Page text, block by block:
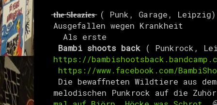
̶t̶h̶e̶ ̶S̶l̶e̶a̶z̶i̶e̶s̶( Punk, Garage,
Ausgefallen wegen Krankheit
Als erste
Bambi shoots back ( Punkrock,
https://
https://www.facebook.com/
Die bewaffneten Wildtiere aus
melodischen Punkrock auf die